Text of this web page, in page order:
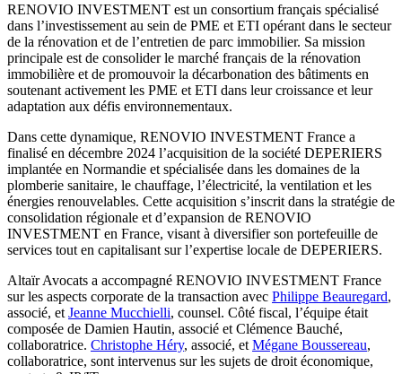
RENOVIO INVESTMENT est un consortium français spécialisé
dans l’investissement au sein de PME et ETI opérant dans le secteur
de la rénovation et de l’entretien de parc immobilier. Sa mission
principale est de consolider le marché français de la rénovation
immobilière et de promouvoir la décarbonation des bâtiments en
soutenant activement les PME et ETI dans leur croissance et leur
adaptation aux défis environnementaux.
Dans cette dynamique, RENOVIO INVESTMENT France a
finalisé en décembre 2024 l’acquisition de la société DEPERIERS
implantée en Normandie et spécialisée dans les domaines de la
plomberie sanitaire, le chauffage, l’électricité, la ventilation et les
énergies renouvelables. Cette acquisition s’inscrit dans la stratégie de
consolidation régionale et d’expansion de RENOVIO
INVESTMENT en France, visant à diversifier son portefeuille de
services tout en capitalisant sur l’expertise locale de DEPERIERS.
Altaïr Avocats a accompagné RENOVIO INVESTMENT France
sur les aspects corporate de la transaction avec Philippe Beauregard,
associé, et Jeanne Mucchielli, counsel. Côté fiscal, l’équipe était
composée de Damien Hautin, associé et Clémence Bauché,
collaboratrice. Christophe Héry, associé, et Mégane Boussereau,
collaboratrice, sont intervenus sur les sujets de droit économique,